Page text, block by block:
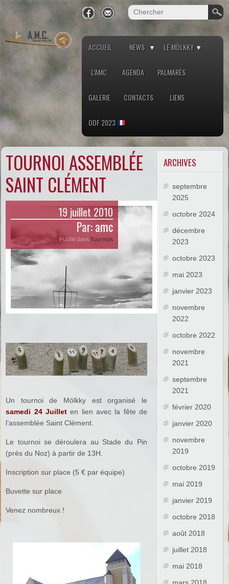
ACCUEIL NEWS LE MÖLKKY
L’AMC AGENDA PALMARÈS
GALERIE CONTACTS LIENS
ODF 2023
TOURNOI ASSEMBLÉE
SAINT CLÉMENT
19 juillet 2010
Par:amc
Publié dansTournois
Un tournoi de Mölkky est organisé le
samedi 24 Juilleten lien avec la fête de
l’assemblée Saint Clément.
Le tournoi se déroulera au Stade du Pin
(près du Noz) à partir de 13H.
Inscription sur place (5 € par équipe)
Buvette sur place
Venez nombreux !
ARCHIVES
septembre
2025
octobre 2024
décembre
2023
octobre 2023
mai 2023
janvier 2023
novembre
2022
octobre 2022
novembre
2021
septembre
2021
février 2020
janvier 2020
novembre
2019
octobre 2019
mai 2019
janvier 2019
octobre 2018
août 2018
juillet 2018
mai 2018